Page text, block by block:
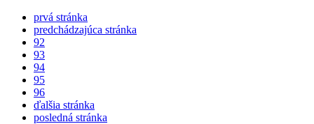
prvá stránka
predchádzajúca stránka
92
93
94
95
96
ďalšia stránka
posledná stránka